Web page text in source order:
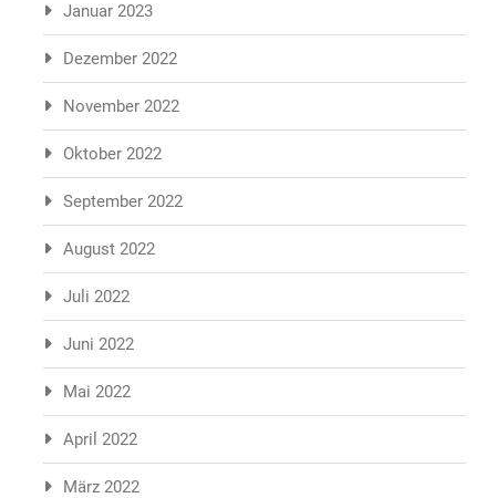
Januar 2023
Dezember 2022
November 2022
Oktober 2022
September 2022
August 2022
Juli 2022
Juni 2022
Mai 2022
April 2022
März 2022